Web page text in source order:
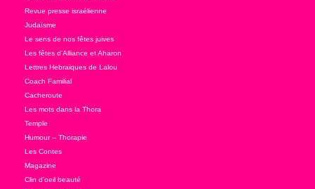
Revue presse israélienne
Judaïsme
Le sens de nos fêtes juives
Les fêtes d'Alliance et Aharon
Lettres Hebraiques de Lalou
Coach Familial
Cacheroute
Les mots dans la Thora
Temple
Humour – Thorapie
Les Contes
Magazine
Clin d'oeil beauté